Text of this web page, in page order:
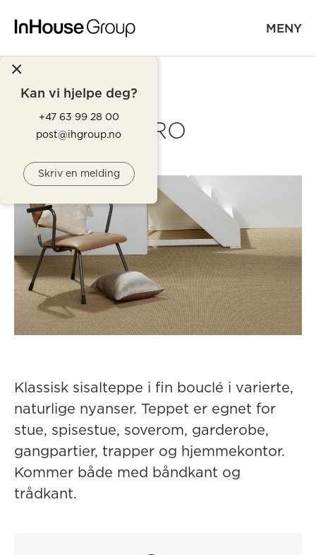
MENY
Kan vi hjelpe deg?
+47 63 99 28 00
post@ihgroup.no
Skriv en melding
TIRO
Klassisk sisalteppe i fin bouclé i varierte,
naturlige nyanser. Teppet er egnet for
stue, spisestue, soverom, garderobe,
gangpartier, trapper og hjemmekontor.
Kommer både med båndkant og
trådkant.